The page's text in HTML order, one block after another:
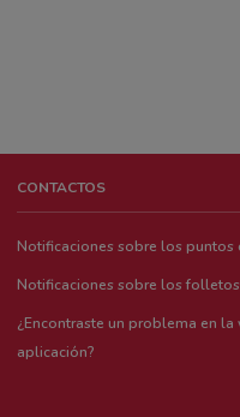
CONTACTOS
Notificaciones sobre los puntos
Notificaciones sobre los folletos
¿Encontraste un problema en la
aplicación?